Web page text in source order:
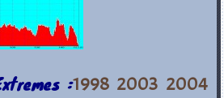
:1998 2003 2004